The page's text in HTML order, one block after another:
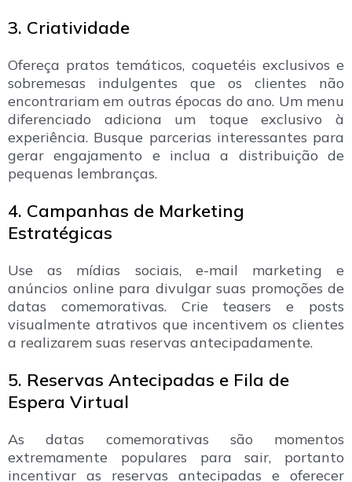
3. Criatividade
Ofereça pratos temáticos, coquetéis exclusivos e
sobremesas indulgentes que os clientes não
encontrariam em outras épocas do ano. Um menu
diferenciado adiciona um toque exclusivo à
experiência. Busque parcerias interessantes para
gerar engajamento e inclua a distribuição de
pequenas lembranças.
4. Campanhas de Marketing
Estratégicas
Use as mídias sociais, e-mail marketing e
anúncios online para divulgar suas promoções de
datas comemorativas. Crie teasers e posts
visualmente atrativos que incentivem os clientes
a realizarem suas reservas antecipadamente.
5. Reservas Antecipadas e Fila de
Espera Virtual
As datas comemorativas são momentos
extremamente populares para sair, portanto
incentivar as reservas antecipadas e oferecer